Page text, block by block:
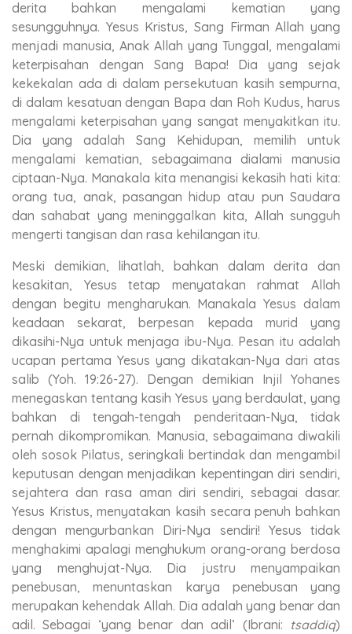
derita bahkan mengalami kematian yang
sesungguhnya. Yesus Kristus, Sang Firman Allah yang
menjadi manusia, Anak Allah yang Tunggal, mengalami
keterpisahan dengan Sang Bapa! Dia yang sejak
kekekalan ada di dalam persekutuan kasih sempurna,
di dalam kesatuan dengan Bapa dan Roh Kudus, harus
mengalami keterpisahan yang sangat menyakitkan itu.
Dia yang adalah Sang Kehidupan, memilih untuk
mengalami kematian, sebagaimana dialami manusia
ciptaan-Nya. Manakala kita menangisi kekasih hati kita:
orang tua, anak, pasangan hidup atau pun Saudara
dan sahabat yang meninggalkan kita, Allah sungguh
mengerti tangisan dan rasa kehilangan itu.
Meski demikian, lihatlah, bahkan dalam derita dan
kesakitan, Yesus tetap menyatakan rahmat Allah
dengan begitu mengharukan. Manakala Yesus dalam
keadaan sekarat, berpesan kepada murid yang
dikasihi-Nya untuk menjaga ibu-Nya. Pesan itu adalah
ucapan pertama Yesus yang dikatakan-Nya dari atas
salib (Yoh. 19:26-27). Dengan demikian Injil Yohanes
menegaskan tentang kasih Yesus yang berdaulat, yang
bahkan di tengah-tengah penderitaan-Nya, tidak
pernah dikompromikan. Manusia, sebagaimana diwakili
oleh sosok Pilatus, seringkali bertindak dan mengambil
keputusan dengan menjadikan kepentingan diri sendiri,
sejahtera dan rasa aman diri sendiri, sebagai dasar.
Yesus Kristus, menyatakan kasih secara penuh bahkan
dengan mengurbankan Diri-Nya sendiri! Yesus tidak
menghakimi apalagi menghukum orang-orang berdosa
yang menghujat-Nya. Dia justru menyampaikan
penebusan, menuntaskan karya penebusan yang
merupakan kehendak Allah. Dia adalah yang benar dan
adil. Sebagai ‘yang benar dan adil’ (Ibrani: tsaddiq)